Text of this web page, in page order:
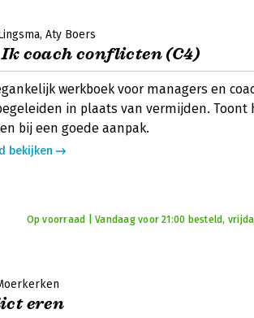
Aty Boers
coach conflicten (C4)
werkboek voor managers en
in plaats van vermijden. Toont
bij een goede aanpak.
bekijken
Op voorraad | Vandaag voor 21:00 besteld,
eren